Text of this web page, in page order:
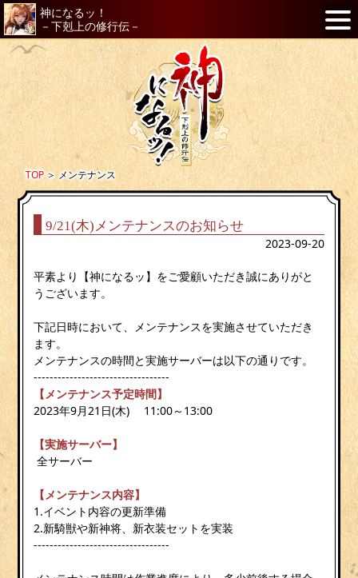
神になるッ！
－下剋上の修行伝－
TOP＞メンテナンス
9/21(木)メンテナンスのお知らせ
2023-09-20
平素より【神になるッ】をご愛顧いただき誠にありがと
うございます。
下記日時において、メンテナンスを実施させていただき
ます。
メンテナンスの時間と実施サーバーは以下の通りです。
----------------------------------
【メンテナンス予定時間】
2023年9月21日(木) 11:00～13:00
【実施サーバー】
全サーバー
【メンテナンス内容】
1.イベント内容の更新準備
2.新騎獣や新神将、新衣装セットを実装
----------------------------------